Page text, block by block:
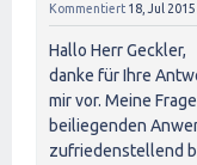
Kommentiert 18, Jul 2015
Hallo Herr Geckler,
danke für Ihre
mir vor. Meine
beiliegenden
zufriedenstellend